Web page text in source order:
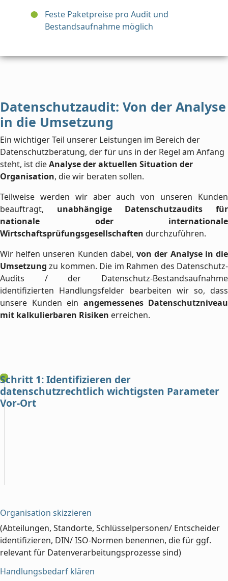
Feste Paketpreise pro Audit und
Bestandsaufnahme möglich
Datenschutzaudit: Von der Analyse
in die Umsetzung
Ein wichtiger Teil unserer Leistungen im Bereich der
Datenschutzberatung, der für uns in der Regel am Anfang
steht, ist dieAnalyse der aktuellen Situation der
Organisation, die wir beraten sollen.
Teilweise werden wir aber auch von unseren Kunden
beauftragt, unabhängige Datenschutzaudits für
nationale oder internationale
Wirtschaftsprüfungsgesellschaften durchzuführen.
Wir helfen unseren Kunden dabei,von der Analyse in die
Umsetzung zu kommen. Die im Rahmen des Datenschutz-
Audits / der Datenschutz-Bestandsaufnahme
identifizierten Handlungsfelder bearbeiten wir so, dass
unsere Kunden ein angemessenes Datenschutzniveau
mit kalkulierbaren Risiken erreichen.
Schritt 1: Identifizieren der
datenschutzrechtlich wichtigsten Parameter
Vor-Ort
Organisation skizzieren
(Abteilungen, Standorte, Schlüsselpersonen/ Entscheider
identifizieren, DIN/ ISO-Normen benennen, die für ggf.
relevant für Datenverarbeitungsprozesse sind)
Handlungsbedarf klären